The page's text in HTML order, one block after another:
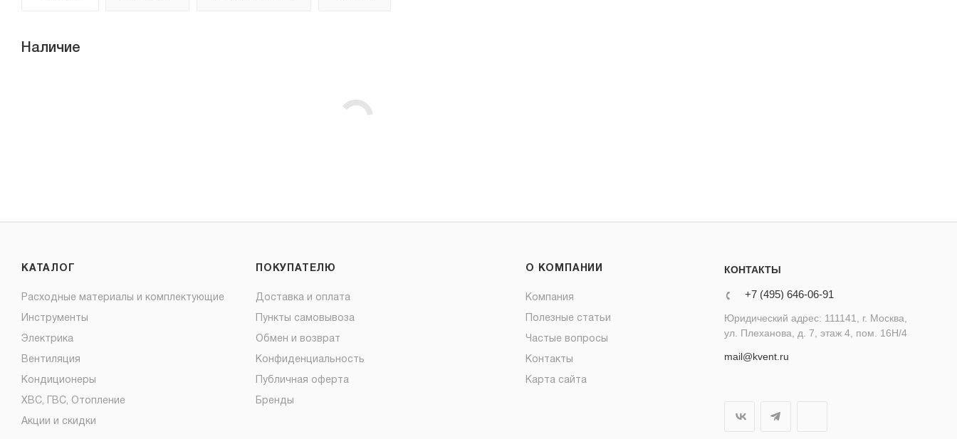
Наличие
КАТАЛОГ
Расходные материалы и комплектующие
Инструменты
Электрика
Вентиляция
Кондиционеры
ХВС, ГВС, Отопление
Акции и скидки
ПОКУПАТЕЛЮ
Доставка и оплата
Пункты самовывоза
Обмен и возврат
Конфиденциальность
Публичная оферта
Бренды
О КОМПАНИИ
Компания
Полезные статьи
Частые вопросы
Контакты
Карта сайта
КОНТАКТЫ
+7 (495) 646-06-91
Юридический адрес: 111141, г. Москва,
ул. Плеханова, д. 7, этаж 4, пом. 16Н/4
mail@kvent.ru